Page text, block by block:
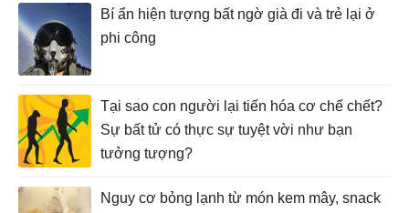
Bí ẩn hiện tượng bất ngờ già đi và trẻ lại ở
phi công
Tại sao con người lại tiến hóa cơ chế chết?
Sự bất tử có thực sự tuyệt vời như bạn
tưởng tượng?
Nguy cơ bỏng lạnh từ món kem mây, snack